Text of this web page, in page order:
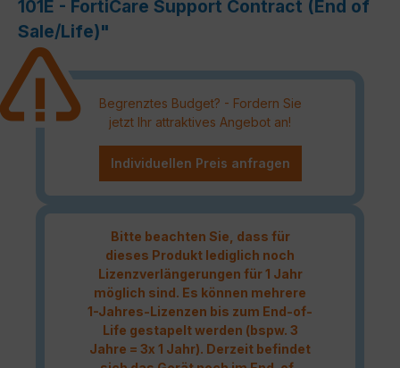
101E - FortiCare Support Contract (End of
Sale/Life)"
Begrenztes Budget? - Fordern Sie
jetzt Ihr attraktives Angebot an!
Individuellen Preis anfragen
Bitte beachten Sie, dass für
dieses Produkt lediglich noch
Lizenzverlängerungen für 1 Jahr
möglich sind. Es können mehrere
1-Jahres-Lizenzen bis zum End-of-
Life gestapelt werden (bspw. 3
Jahre = 3x 1 Jahr). Derzeit befindet